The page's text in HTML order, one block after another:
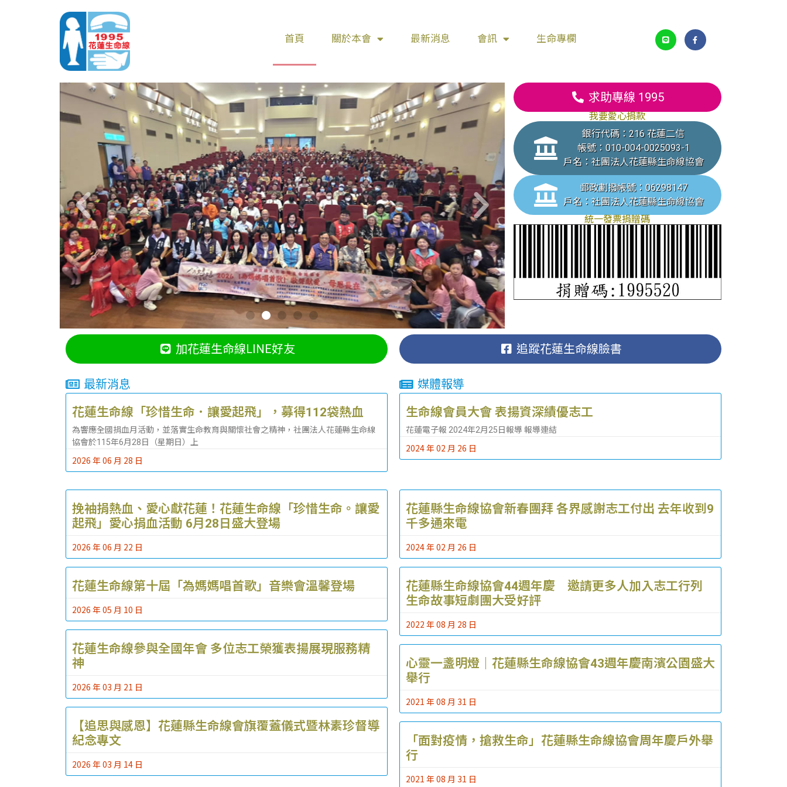
首頁 關於本會 最新消息 會訊 生命專欄
求助專線 1995
我要愛心捐款
銀行代碼：216 花蓮二信
帳號：010-004-0025093-1
戶名：社團法人花蓮縣生命線協會
郵政劃撥帳號：06298147
戶名：社團法人花蓮縣生命線協會
統一發票捐贈碼
加花蓮生命線LINE好友 追蹤花蓮生命線臉書
最新消息
花蓮生命線「珍惜生命．讓愛起飛」，募得112袋熱血
為響應全國捐血月活動，並落實生命教育與關懷社會之精神，社團法人花蓮縣生命線
協會於115年6月28日（星期日）上
2026 年 06 月 28 日
媒體報導
生命線會員大會 表揚資深績優志工
花蓮電子報 2024年2月25日報導 報導連結
2024 年 02 月 26 日
挽袖捐熱血、愛心獻花蓮！花蓮生命線「珍惜生命。讓愛
起飛」愛心捐血活動 6月28日盛大登場
2026 年 06 月 22 日
花蓮生命線第十屆「為媽媽唱首歌」音樂會溫馨登場
2026 年 05 月 10 日
花蓮生命線參與全國年會 多位志工榮獲表揚展現服務精
神
2026 年 03 月 21 日
【追思與感恩】花蓮縣生命線會旗覆蓋儀式暨林素珍督導
紀念專文
2026 年 03 月 14 日
花蓮縣生命線協會新春團拜 各界感謝志工付出 去年收到9
千多通來電
2024 年 02 月 26 日
花蓮縣生命線協會44週年慶 邀請更多人加入志工行列
生命故事短劇團大受好評
2022 年 08 月 28 日
心靈一盞明燈｜花蓮縣生命線協會43週年慶南濱公園盛大
舉行
2021 年 08 月 31 日
「面對疫情，搶救生命」花蓮縣生命線協會周年慶戶外舉
行
2021 年 08 月 31 日